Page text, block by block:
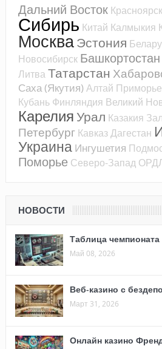
Дальний Восток
Сибирь Китай Калмыкия
МоскваЭстония
Новосибирск Башкортостан
ЛитваТатарстан
Саха (Якутия) Алтай Приморье
Кубань Финляндия Великий
Карелия Урал Казакия
Петербург КавказДагестан
Украина Ингушетия
Поморье Северо-Запад
НОВОСТИ
Таблица
Май 08, 2026
Веб-казино с
Март 31, 2026
Онлайн казино